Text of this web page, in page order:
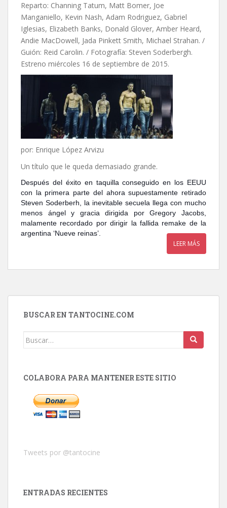
Reparto: Channing Tatum, Matt Bomer, Joe
Manganiello, Kevin Nash, Adam Rodriguez, Gabriel
Iglesias, Elizabeth Banks, Donald Glover, Amber Heard,
Andie MacDowell, Jada Pinkett Smith, Michael Strahan. /
Guión: Reid Carolin. / Fotografía: Steven Soderbergh.
Estreno miércoles 16 de septiembre de 2015.
por: Enrique López Arvizu
Un título que le queda demasiado grande.
Después del éxito en taquilla conseguido en los EEUU
con la primera parte del ahora supuestamente retirado
Steven Soderberh, la inevitable secuela llega con mucho
menos ángel y gracia dirigida por Gregory Jacobs,
malamente recordado por dirigir la fallida remake de la
argentina ‘Nueve reinas’.
LEER MÁS
BUSCAR EN TANTOCINE.COM
Buscar:
COLABORA PARA MANTENER ESTE SITIO
Tweets por @tantocine
ENTRADAS RECIENTES